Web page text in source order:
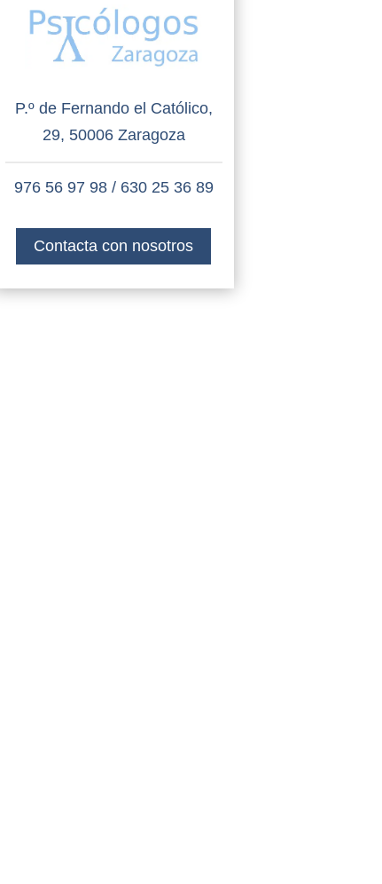
P.º de Fernando el Católico,
29, 50006 Zaragoza
976 56 97 98/ 630 25 36 89
Contacta con nosotros